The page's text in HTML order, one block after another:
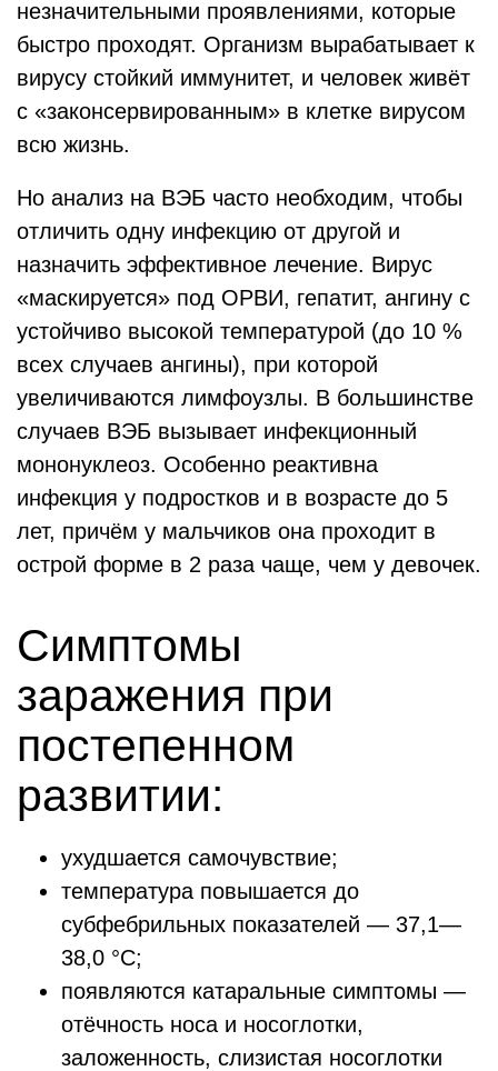
незначительными проявлениями, которые
быстро проходят. Организм вырабатывает к
вирусу стойкий иммунитет, и человек живёт
с «законсервированным» в клетке вирусом
всю жизнь.
Но анализ на ВЭБ часто необходим, чтобы
отличить одну инфекцию от другой и
назначить эффективное лечение. Вирус
«маскируется» под ОРВИ, гепатит, ангину с
устойчиво высокой температурой (до 10 %
всех случаев ангины), при которой
увеличиваются лимфоузлы. В большинстве
случаев ВЭБ вызывает инфекционный
мононуклеоз. Особенно реактивна
инфекция у подростков и в возрасте до 5
лет, причём у мальчиков она проходит в
острой форме в 2 раза чаще, чем у девочек.
Симптомы
заражения при
постепенном
развитии:
ухудшается самочувствие;
температура повышается до
субфебрильных показателей — 37,1—
38,0 °C;
появляются катаральные симптомы —
отёчность носа и носоглотки,
заложенность, слизистая носоглотки